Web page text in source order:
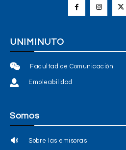
UNIMINUTO
Facultad de Comunicación
Empleabilidad
Somos
Sobre las emisoras